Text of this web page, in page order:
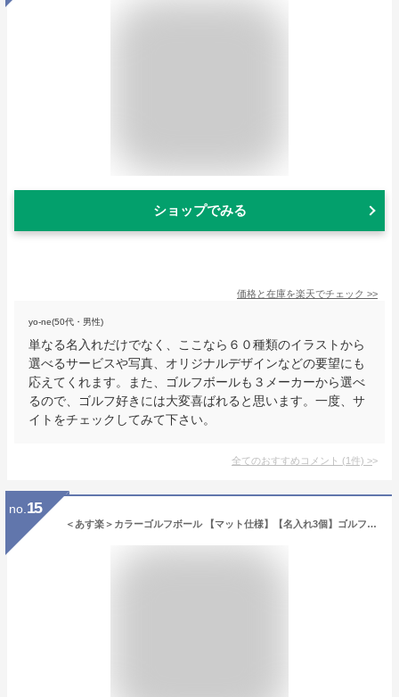
ショップでみる
価格と在庫を楽天でチェック >>
yo-ne(50代・男性)
単なる名入れだけでなく、ここなら６０種類のイラストから
選べるサービスや写真、オリジナルデザインなどの要望にも
応えてくれます。また、ゴルフボールも３メーカーから選べ
るので、ゴルフ好きには大変喜ばれると思います。一度、サ
イトをチェックしてみて下さい。
全てのおすすめコメント (1件) >
no. 15
＜あす楽＞カラーゴルフボール 【マット仕様】【名入れ3個】ゴルフ ボール 贈り物 ギフト プレゼント ホールインワン 記念品 ゴルフコンペ 景品 父の日 敬老の日 退職祝 誕生日 キャスコ kasco 包装無料